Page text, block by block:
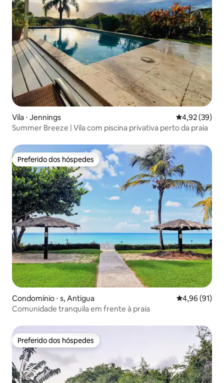
Vila ⋅ Jennings 4,92 de uma
4,92 (39)
Summer Breeze | Vila com piscina privativa perto da praia
Preferido dos hóspedes
Preferido dos hóspedes
Condomínio ⋅ s, Antigua 4,96 de uma
4,96 (91)
Comunidade tranquila em frente à praia
Preferido dos hóspedes
Preferido dos hóspedes